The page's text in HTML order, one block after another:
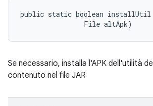
public static boolean
                File altApk)
Se necessario, installa l'APK dell'utilità
contenuto nel file JAR